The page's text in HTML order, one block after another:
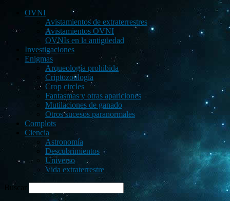
OVNI
Avistamientos de extraterrestres
Avistamientos OVNI
OVNIs en la antigüedad
Investigaciones
Enigmas
Arqueología prohibida
Criptozoología
Crop circles
Fantasmas y otras apariciones
Mutilaciones de ganado
Otros sucesos paranormales
Complots
Ciencia
Astronomía
Descubrimientos
Universo
Vida extraterrestre
Buscar